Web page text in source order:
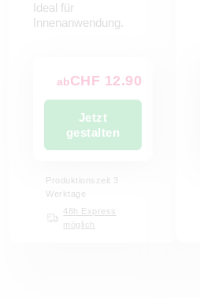
Ideal für
Innenanwendung.
abCHF 12.90
Jetzt
gestalten
Produktionszeit 3
Werktage
48h Express
möglich